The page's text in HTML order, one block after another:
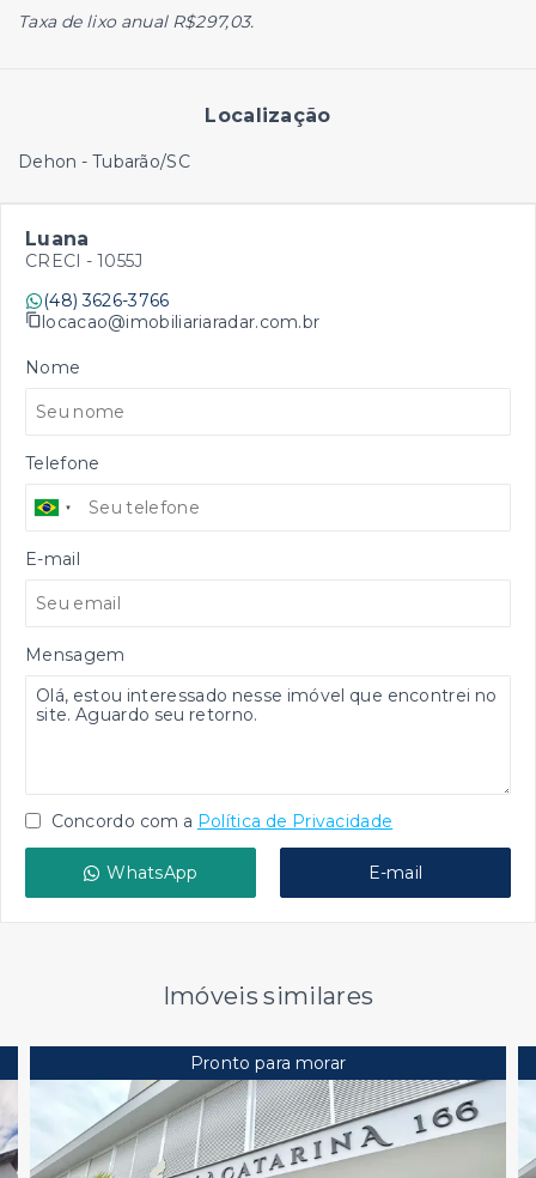
Taxa de lixo anual R$297,03.
Localização
Dehon - Tubarão/SC
Luana
CRECI - 1055J
(48) 3626-3766
locacao@imobiliariaradar.com.br
Nome
Telefone
E-mail
Mensagem
Concordo com a Política de Privacidade
WhatsApp E-mail
Imóveis similares
Pronto para morar